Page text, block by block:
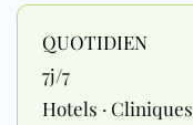
QUOTIDIEN
7j/7
Hotels · Cliniques